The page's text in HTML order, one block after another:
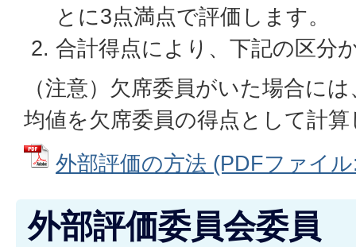
とに3点満点で評価します。
合計得点により、下記の区分
（注意）欠席委員がいた場合に
均値を欠席委員の得点として計
外部評価の方法 (PDFファイ
外部評価委員会委員